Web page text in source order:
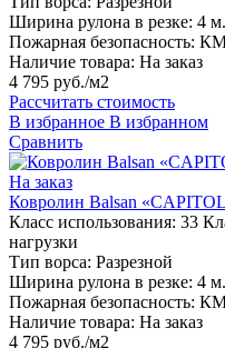
Ширина рулона в резке: 4 м.
Пожарная безопасность:
Наличие товара: На заказ
4 795 руб./м2
Рассчитать стоимость
В избранное В избранном
Сравнить
На заказ
Ковролин Balsan
Класс использования: 33
нагрузки
Тип ворса: Разрезной
Ширина рулона в резке: 4 м.
Пожарная безопасность:
Наличие товара: На заказ
4 795 руб./м2